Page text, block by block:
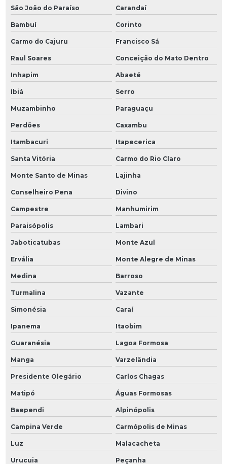
São João do Paraíso Carandaí
Bambuí Corinto
Carmo do Cajuru Francisco Sá
Raul Soares Conceição do Mato Dentro
Inhapim Abaeté
Ibiá Serro
Muzambinho Paraguaçu
Perdões Caxambu
Itambacuri Itapecerica
Santa Vitória Carmo do Rio Claro
Monte Santo de Minas Lajinha
Conselheiro Pena Divino
Campestre Manhumirim
Paraisópolis Lambari
Jaboticatubas Monte Azul
Ervália Monte Alegre de Minas
Medina Barroso
Turmalina Vazante
Simonésia Caraí
Ipanema Itaobim
Guaranésia Lagoa Formosa
Manga Varzelândia
Presidente Olegário Carlos Chagas
Matipó Águas Formosas
Baependi Alpinópolis
Campina Verde Carmópolis de Minas
Luz Malacacheta
Urucuia Peçanha